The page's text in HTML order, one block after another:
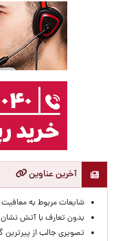
آخرین عناوین
شایعات مربوط به
بدون تعارف با آتش نشان
تصویری جالب از پیرترین گربه